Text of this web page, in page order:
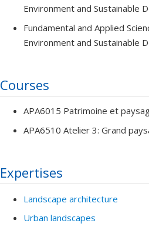
Environment and Sustainable
Fundamental and Applied
Environment and Sustainable
Courses
APA6015 Patrimoine et
APA6510 Atelier 3: Grand
Expertises
Landscape architecture
Urban landscapes